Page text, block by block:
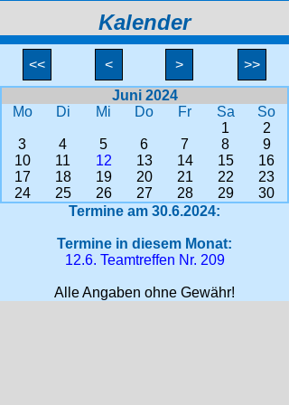
Kalender
<< < >
>>
Juni 2024
Mo
Di Mi Do Fr Sa
So
1
2
3
4 5 6 7 8
9
10
11 12 13 14 15
16
17
18 19 20 21 22
23
24
25 26 27 28 29
30
Termine am 30.6.2024:
Termine in diesem Monat:
12.6. Teamtreffen Nr. 209
Alle Angaben ohne Gewähr!